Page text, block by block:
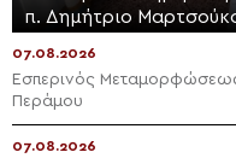
π. Δημήτριο
07.08.2026
Εσπερινός
Περάμου
07.08.2026